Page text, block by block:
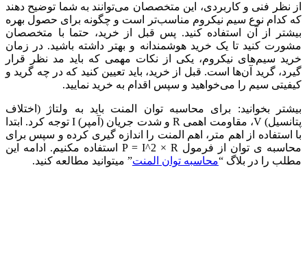
از نظر فنی و کاربردی، این متخصصان می‌توانند به شما توضیح دهند
که کدام نوع سیم نیکروم مناسب‌تر است و چگونه برای حصول بهره
بیشتر از آن استفاده کنید. پس قبل از خرید، حتما با متخصصان
مشورت کنید تا یک خرید هوشمندانه و بهتر داشته باشید. در زمان
خرید سیم‌های نیکروم، یکی از نکات مهمی که باید مد نظر قرار
گیرد، گرید آن‌ها است. قبل از خرید، باید تعیین کنید که در چه گرید و
کیفیتی سیم را می‌خواهید و سپس اقدام به خرید نمایید.
بیشتر بخوانید: برای محاسبه توان المنت باید به ولتاژ (اختلاف
پتانسیل) V، مقاومت اهمی R و شدت جریان (آمپر) I توجه کرد. ابتدا
با استفاده از اهم متر، اهم المنت را اندازه گیری کرده و سپس برای
محاسبه ی توان از فرمول P = I^2 × R استفاده مکنیم. ادامه این
مطلب را در بلاگ “محاسبه توان المنت” میتوانید مطالعه کنید.